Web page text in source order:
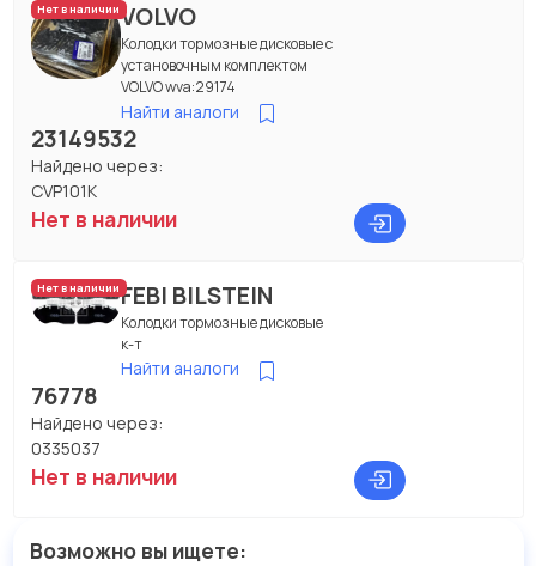
Нет в наличииVOLVO
Колодки тормозные дисковые с
установочным комплектом
VOLVO wva:29174
Найти аналоги
23149532
Найдено через:
CVP101K
Нет в наличии
Нет в наличииFEBI BILSTEIN
Колодки тормозные дисковые
к-т
Найти аналоги
76778
Найдено через:
0335037
Нет в наличии
Возможно вы ищете: